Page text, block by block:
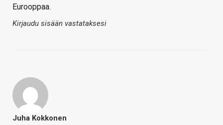
Eurooppaa.
Kirjaudu sisään vastataksesi
Juha Kokkonen